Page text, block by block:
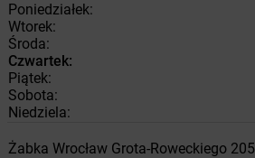
Poniedziałek:
Wtorek:
Środa:
Czwartek:
Piątek:
Sobota:
Niedziela:
Żabka Wrocław Grota-Roweckiego 205